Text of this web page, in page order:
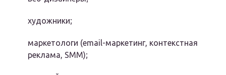
художники;
маркетологи (email-маркетинг, контекстная
реклама, SMM);